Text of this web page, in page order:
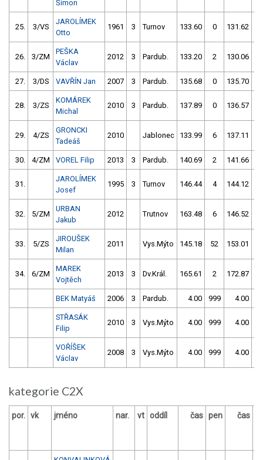
Šimon
25. 3/VS
JAROLÍMEK
Otto
1961 3 Turnov 133.60 0 131.62
26. 3/ZM
PEŠKA
Václav
2012 3 Pardub. 133.20 2 130.06
27. 3/DS VAVŘÍN Jan 2007 3 Pardub. 135.68 0 135.70
28. 3/ZS
KOMÁREK
Michal
2010 3 Pardub. 137.89 0 136.57
29. 4/ZS
GRONCKI
Tadeáš
2010 Jablonec 133.99 6 137.11
30. 4/ZM VOREL Filip 2013 3 Pardub. 140.69 2 141.66
31.
JAROLÍMEK
Josef
1995 3 Turnov 146.44 4 144.12
32. 5/ZM
URBAN
Jakub
2012 Trutnov 163.48 6 146.52
33. 5/ZS
JIROUŠEK
Milan
2011 Vys.Mýto 145.18 52 153.01
34. 6/ZM
MAREK
Vojtěch
2013 3 Dv.Král. 165.61 2 172.87
BEK Matyáš 2006 3 Pardub. 4.00 999 4.00
STŘASÁK
Filip
2010 3 Vys.Mýto 4.00 999 4.00
VOŘÍŠEK
Václav
2008 3 Vys.Mýto 4.00 999 4.00
kategorie C2X
por. vk jméno nar. vt oddíl čas pen čas